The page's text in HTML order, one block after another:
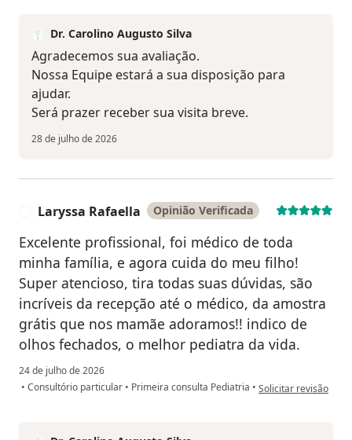
Dr. Carolino Augusto Silva
Agradecemos sua avaliação.
Nossa Equipe estará a sua disposição para
ajudar.
Será prazer receber sua visita breve.
28 de julho de 2026
Laryssa Rafaella Opinião Verificada
Excelente profissional, foi médico de toda
minha família, e agora cuida do meu filho!
Super atencioso, tira todas suas dúvidas, são
incríveis da recepção até o médico, da amostra
grátis que nos mamãe adoramos!! indico de
olhos fechados, o melhor pediatra da vida.
24 de julho de 2026
• Consultório particular • Primeira consulta Pediatria • na opinião do
Solicitar revisão